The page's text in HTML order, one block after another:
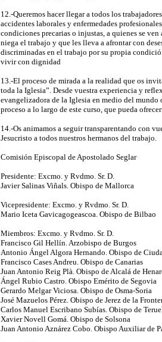
12.-Queremos hacer llegar a todos los
accidentes laborales y enfermedades
condiciones precarias o injustas, a quienes se
niega el trabajo y que les lleva a afrontar con
discriminadas en el trabajo por su propia
vivir con dignidad
13.-El proceso de mirada a la realidad que os
toda la Iglesia”. Desde vuestra experiencia y
evangelizadora de la Iglesia en medio del mundo
proceso a lo largo de este curso, que pueda
14.-Os animamos a seguir transparentando con
Jesucristo a todos nuestros hermanos del trabajo.
Comisión Episcopal de Apostolado Seglar
Presidente: Excmo. y Rvdmo. Sr. D.
Javier Salinas Viñals. Obispo de Mallorca
Vicepresidente: Excmo. y Rvdmo. Sr. D.
Mario Iceta Gavicagogeascoa. Obispo de Bilbao
Miembros: Excmo. y Rvdmo. Sr. D.
Francisco Gil Hellín. Arzobispo de Burgos
Antonio Ángel Algora Hernando. Obispo de
Francisco Cases Andreu. Obispo de Canarias
Juan Antonio Reig Plà. Obispo de Alcalá de
Ángel Rubio Castro. Obispo Emérito de Segovia
Gerardo Melgar Viciosa. Obispo de Osma-Soria
José Mazuelos Pérez. Obispo de Jerez de la
Carlos Manuel Escribano Subías. Obispo de
Xavier Novell Gomá. Obispo de Solsona
Juan Antonio Aznárez Cobo. Obispo Auxiliar de